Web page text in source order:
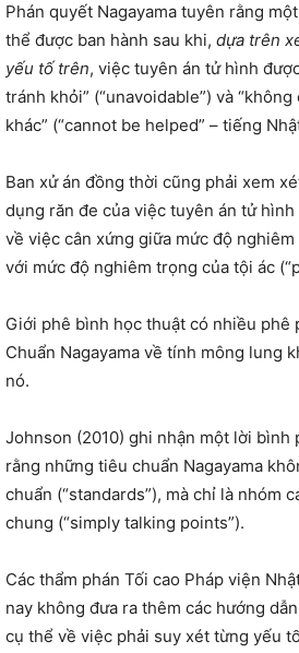
Phán quyết Nagayama tuyên rằng
thể được ban hành sau khi, dựa trên
yếu tố trên, việc tuyên án tử hình
tránh khỏi” (“unavoidable”) và
khác” (“cannot be helped” – tiếng
Ban xử án đồng thời cũng phải xem
dụng răn đe của việc tuyên án tử hình
về việc cân xứng giữa mức độ
với mức độ nghiêm trọng của tội ác
Giới phê bình học thuật có nhiều phê
Chuẩn Nagayama về tính mông lung
nó.
Johnson (2010) ghi nhận một lời bình
rằng những tiêu chuẩn Nagayama
chuẩn (“standards”), mà chỉ là nhóm
chung (“simply talking points”).
Các thẩm phán Tối cao Pháp viện
nay không đưa ra thêm các hướng
cụ thể về việc phải suy xét từng yếu